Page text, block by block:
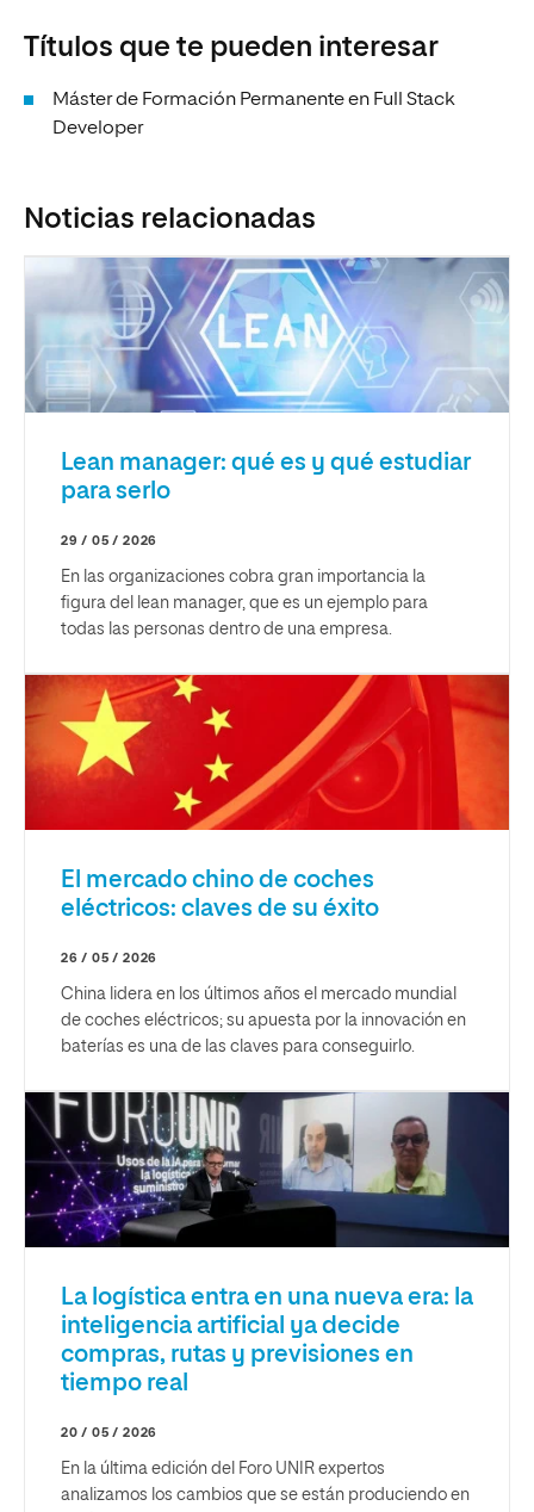
Títulos que te pueden interesar
Máster de Formación Permanente en Full Stack
Developer
Noticias relacionadas
Lean manager: qué es y qué estudiar
para serlo
29 / 05 / 2026
En las organizaciones cobra gran importancia la
figura del lean manager, que es un ejemplo para
todas las personas dentro de una empresa.
El mercado chino de coches
eléctricos: claves de su éxito
26 / 05 / 2026
China lidera en los últimos años el mercado mundial
de coches eléctricos; su apuesta por la innovación en
baterías es una de las claves para conseguirlo.
La logística entra en una nueva era: la
inteligencia artificial ya decide
compras, rutas y previsiones en
tiempo real
20 / 05 / 2026
En la última edición del Foro UNIR expertos
analizamos los cambios que se están produciendo en